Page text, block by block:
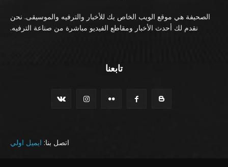
الصحيفة هي موقع الويب الخاص بك للأخبار والترفيه والموسيقى. نحن
نقدم لك أحدث الأخبار ومقاطع الفيديو مباشرة من صناعة الترفيه.
تابعنا
اتصل بنا: ايميل اولي